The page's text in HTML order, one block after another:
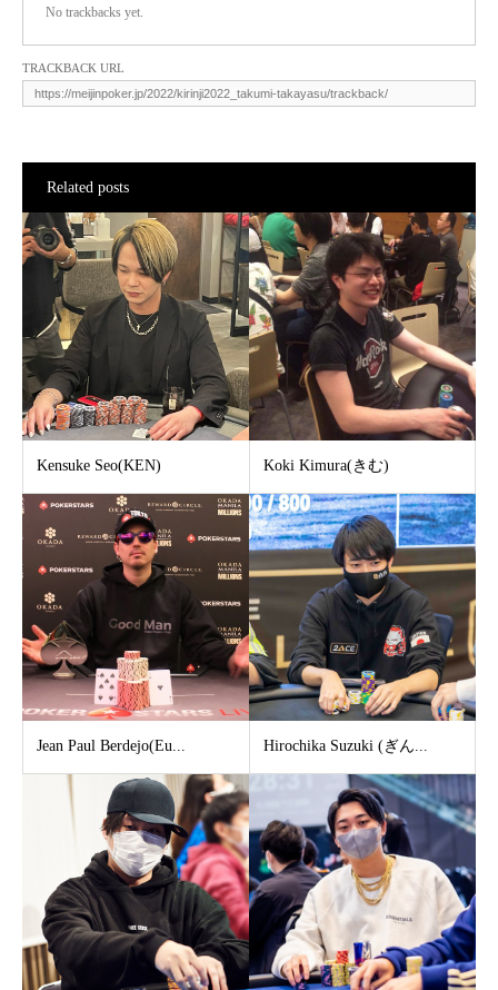
No trackbacks yet.
TRACKBACK URL
Related posts
Kensuke Seo(KEN) Koki Kimura(きむ)
Jean Paul Berdejo(Eu... Hirochika Suzuki (ぎん...